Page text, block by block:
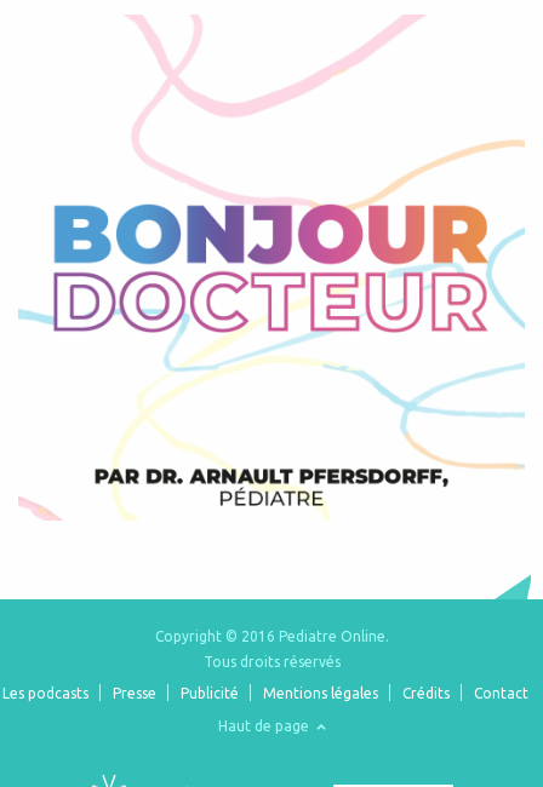
Copyright © 2016 Pediatre Online.
Tous droits réservés
Les podcasts
Presse Publicité Mentions légales Crédits Contact
Haut de page